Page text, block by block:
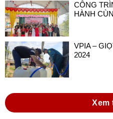
CÔNG
HÀNH
VPIA –
2024
Xem